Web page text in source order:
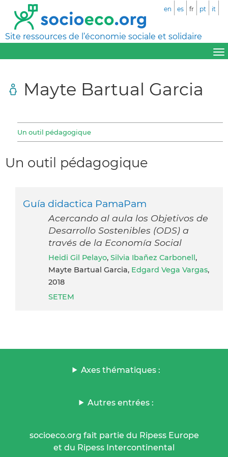
Site ressources de l’économie sociale et solidaire
en es fr pt it
Mayte Bartual Garcia
Un outil pédagogique
Un outil pédagogique
Guía didactica PamaPam
Acercando al aula los Objetivos de
Desarrollo Sostenibles (ODS) a
través de la Economía Social
Heidi Gil Pelayo, Silvia Ibañez Carbonell,
Mayte Bartual Garcia, Edgard Vega Vargas,
2018
SETEM
Axes thématiques :
Autres entrées :
socioeco.org fait partie du Ripess Europe
et du Ripess Intercontinental